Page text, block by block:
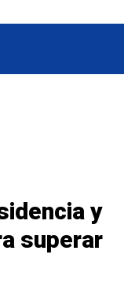
y
superar